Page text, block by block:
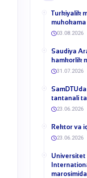
Turkiyalik
03.08.2026
​Saudiya
hamkorlik
31.07.2026
tantanali
23.06.2026
​Rektor va
23.06.2026
Universitet